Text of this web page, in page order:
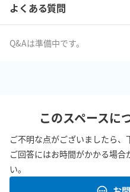
よくある質問
Q&Aは準備中です。
このスペースに
ご不明な点がございましたら、
ご回答にはお時間がかかる場
い。